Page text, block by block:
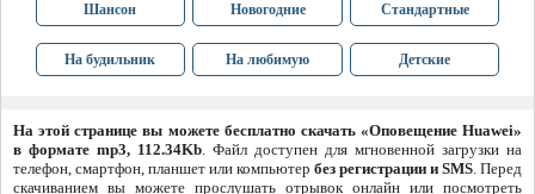
Шансон Новогодние Стандартные
На будильник На любимую Детские
На этой странице вы можете бесплатно скачать «Оповещение Huawei»
в формате mp3, 112.34Kb. Файл доступен для мгновенной загрузки на
телефон, смартфон, планшет или компьютер без регистрации и SMS. Перед
скачиванием вы можете прослушать отрывок онлайн или посмотреть